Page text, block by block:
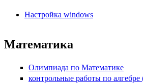
Настройка windows
Математика
Олимпиада по Математике
контрольные работы по